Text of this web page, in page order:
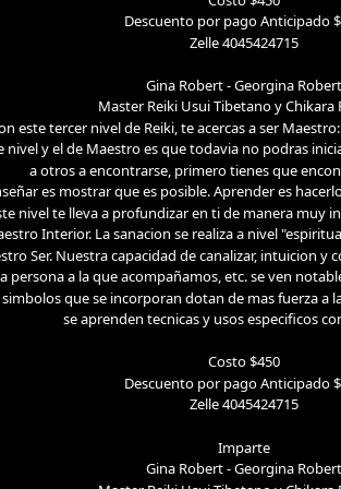
Descuento por pago Anticipado
Zelle 4045424715
Gina Robert - Georgina Robert
Master Reiki Usui Tibetano y Chikara
este tercer nivel de Reiki, te acercas a ser
nivel y el de Maestro es que todavia no podras
a otros a encontrarse, primero tienes que
es mostrar que es posible. Aprender es
nivel te lleva a profundizar en ti de manera muy
Interior. La sanacion se realiza a nivel
Ser. Nuestra capacidad de canalizar, intuicion y
persona a la que acompañamos, etc. se ven
simbolos que se incorporan dotan de mas fuerza a
se aprenden tecnicas y usos especificos
Costo $450
Descuento por pago Anticipado
Zelle 4045424715
Imparte
Gina Robert - Georgina Robert